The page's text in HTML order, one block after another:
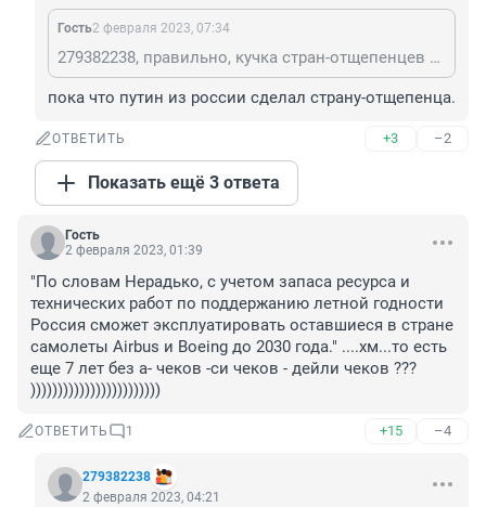
Гость2 февраля 2023, 07:34
279382238, правильно, кучка стран-отщепенцев во главе со Штатами пытаются навязывать свою волю всему миру, но это у них выходит все хуже и хуже
пока что путин из россии сделал страну-отщепенца.
ОТВЕТИТЬ +3 –2
Показать ещё 3 ответа
Гость
2 февраля 2023, 01:39
"По словам Нерадько, с учетом запаса ресурса и
технических работ по поддержанию летной годности
Россия сможет эксплуатировать оставшиеся в стране
самолеты Airbus и Boeing до 2030 года." ....хм...то есть
еще 7 лет без а- чеков -си чеков - дейли чеков ???
))))))))))))))))))))))))
ОТВЕТИТЬ 1 +15 –4
279382238
2 февраля 2023, 04:21